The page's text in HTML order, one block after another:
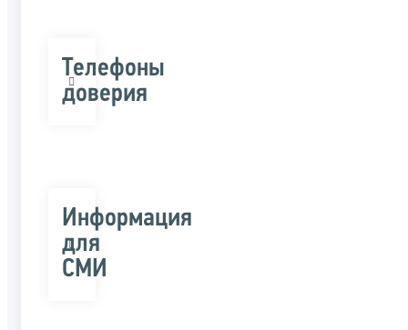
Телефоны
доверия
Информация
для
СМИ